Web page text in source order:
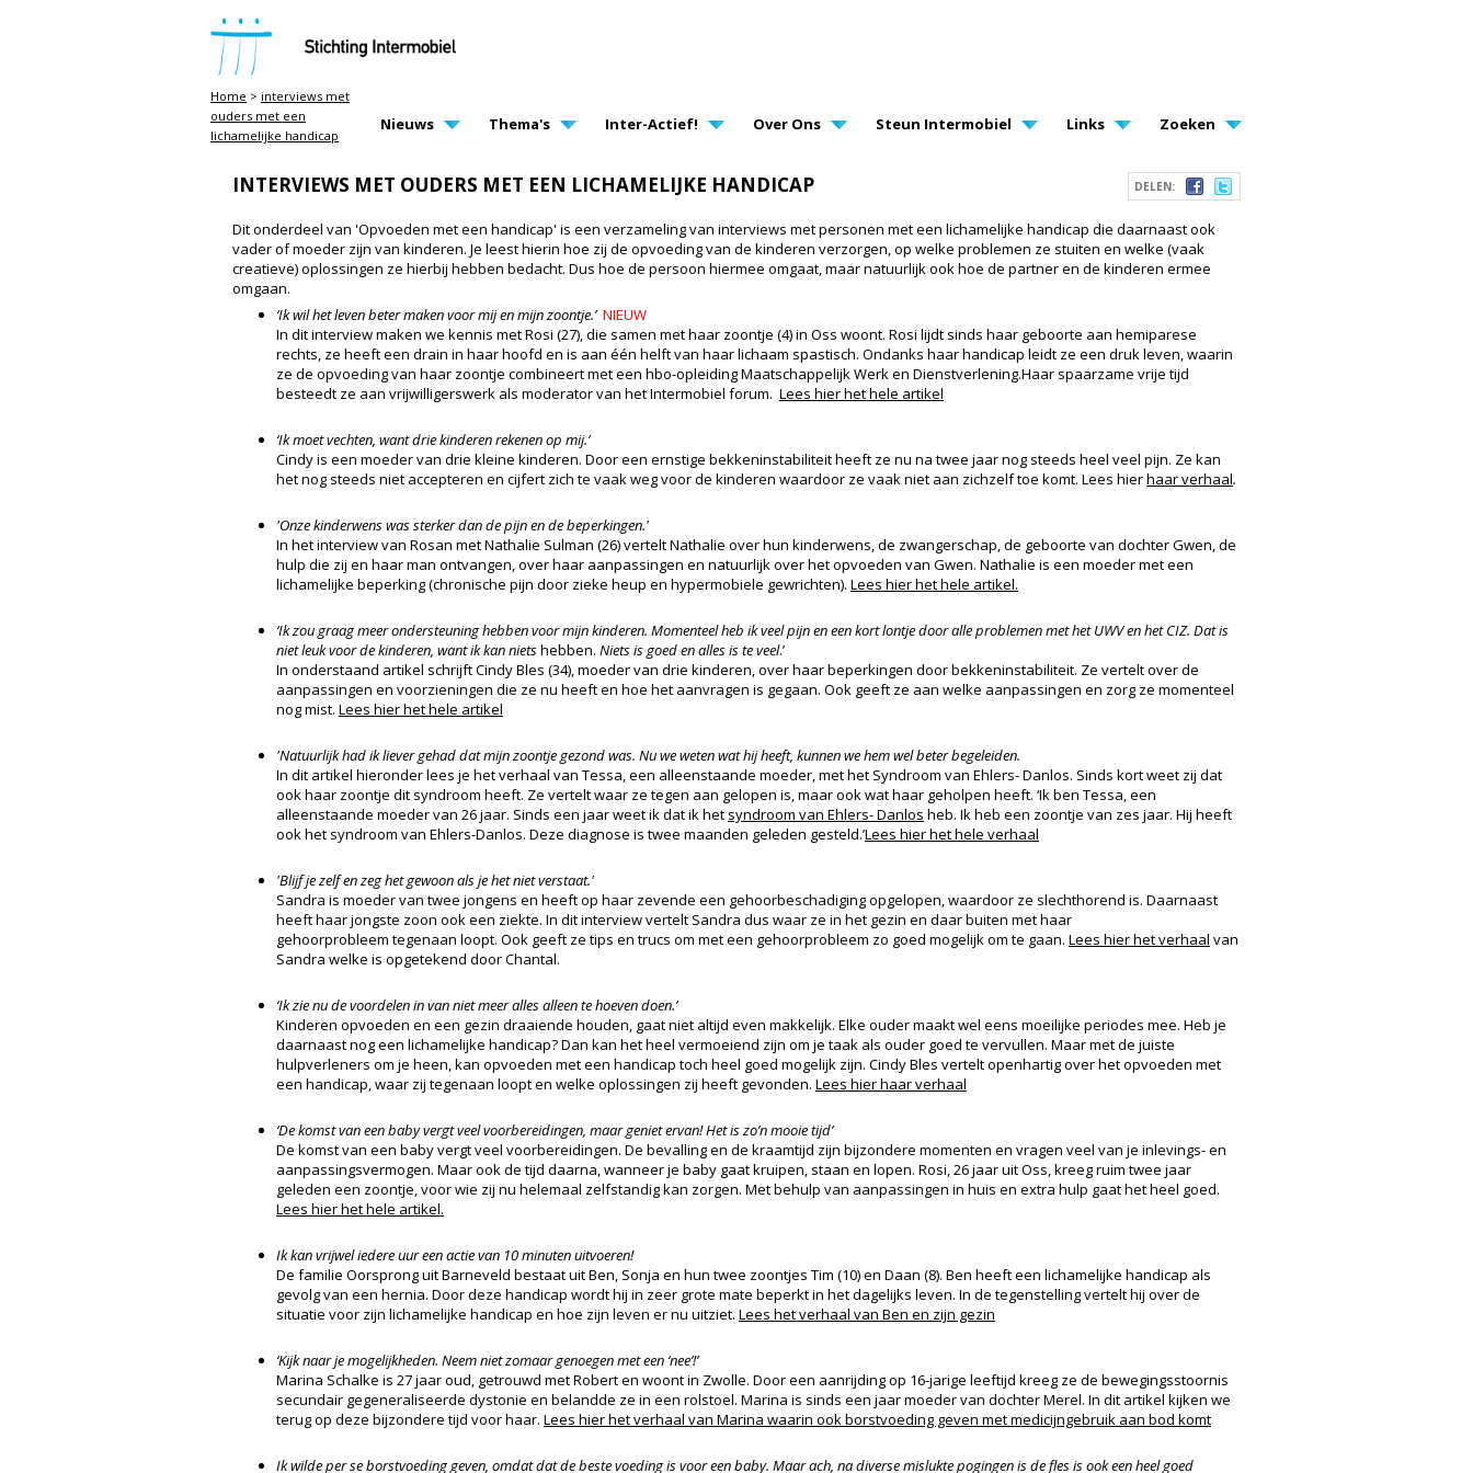
STICHTING INTERMOBIEL
MAIN PAGE NAVIGATION
Nieuws Thema's Inter-Actief! Over Ons Steun Intermobiel Links Zoeken
Home > interviews met
ouders met een
lichamelijke handicap
DELEN:
INTERVIEWS MET OUDERS MET EEN LICHAMELIJKE HANDICAP
Dit onderdeel van 'Opvoeden met een handicap' is een verzameling van interviews met personen met een lichamelijke handicap die daarnaast ook
vader of moeder zijn van kinderen. Je leest hierin hoe zij de opvoeding van de kinderen verzorgen, op welke problemen ze stuiten en welke (vaak
creatieve) oplossingen ze hierbij hebben bedacht. Dus hoe de persoon hiermee omgaat, maar natuurlijk ook hoe de partner en de kinderen ermee
omgaan.
‘Ik wil het leven beter maken voor mij en mijn zoontje.’ NIEUW
In dit interview maken we kennis met Rosi (27), die samen met haar zoontje (4) in Oss woont. Rosi lijdt sinds haar geboorte aan hemiparese
rechts, ze heeft een drain in haar hoofd en is aan één helft van haar lichaam spastisch. Ondanks haar handicap leidt ze een druk leven, waarin
ze de opvoeding van haar zoontje combineert met een hbo-opleiding Maatschappelijk Werk en Dienstverlening.Haar spaarzame vrije tijd
besteedt ze aan vrijwilligerswerk als moderator van het Intermobiel forum. Lees hier het hele artikel
‘Ik moet vechten, want drie kinderen rekenen op mij.’
Cindy is een moeder van drie kleine kinderen. Door een ernstige bekkeninstabiliteit heeft ze nu na twee jaar nog steeds heel veel pijn. Ze kan
het nog steeds niet accepteren en cijfert zich te vaak weg voor de kinderen waardoor ze vaak niet aan zichzelf toe komt. Lees hierhaar verhaal.
'Onze kinderwens was sterker dan de pijn en de beperkingen.'
In het interview van Rosan met Nathalie Sulman (26) vertelt Nathalie over hun kinderwens, de zwangerschap, de geboorte van dochter Gwen, de
hulp die zij en haar man ontvangen, over haar aanpassingen en natuurlijk over het opvoeden van Gwen. Nathalie is een moeder met een
lichamelijke beperking (chronische pijn door zieke heup en hypermobiele gewrichten). Lees hier het hele artikel.
‘Ik zou graag meer ondersteuning hebben voor mijn kinderen. Momenteel heb ik veel pijn en een kort lontje door alle problemen met het UWV en het CIZ. Dat is
niet leuk voor de kinderen, want ik kan nietshebben. Niets is goed en alles is te veel.’
In onderstaand artikel schrijft Cindy Bles (34), moeder van drie kinderen, over haar beperkingen door bekkeninstabiliteit. Ze vertelt over de
aanpassingen en voorzieningen die ze nu heeft en hoe het aanvragen is gegaan. Ook geeft ze aan welke aanpassingen en zorg ze momenteel
nog mist. Lees hier het hele artikel
'Natuurlijk had ik liever gehad dat mijn zoontje gezond was. Nu we weten wat hij heeft, kunnen we hem wel beter begeleiden.
In dit artikel hieronder lees je het verhaal van Tessa, een alleenstaande moeder, met het Syndroom van Ehlers- Danlos. Sinds kort weet zij dat
ook haar zoontje dit syndroom heeft. Ze vertelt waar ze tegen aan gelopen is, maar ook wat haar geholpen heeft. ‘Ik ben Tessa, een
alleenstaande moeder van 26 jaar. Sinds een jaar weet ik dat ik het syndroom van Ehlers- Danlos heb. Ik heb een zoontje van zes jaar. Hij heeft
ook het syndroom van Ehlers-Danlos. Deze diagnose is twee maanden geleden gesteld.’Lees hier het hele verhaal
'Blijf je zelf en zeg het gewoon als je het niet verstaat.'
Sandra is moeder van twee jongens en heeft op haar zevende een gehoorbeschadiging opgelopen, waardoor ze slechthorend is. Daarnaast
heeft haar jongste zoon ook een ziekte. In dit interview vertelt Sandra dus waar ze in het gezin en daar buiten met haar
gehoorprobleem tegenaan loopt. Ook geeft ze tips en trucs om met een gehoorprobleem zo goed mogelijk om te gaan. Lees hier het verhaal van
Sandra welke is opgetekend door Chantal.
‘Ik zie nu de voordelen in van niet meer alles alleen te hoeven doen.’
Kinderen opvoeden en een gezin draaiende houden, gaat niet altijd even makkelijk. Elke ouder maakt wel eens moeilijke periodes mee. Heb je
daarnaast nog een lichamelijke handicap? Dan kan het heel vermoeiend zijn om je taak als ouder goed te vervullen. Maar met de juiste
hulpverleners om je heen, kan opvoeden met een handicap toch heel goed mogelijk zijn. Cindy Bles vertelt openhartig over het opvoeden met
een handicap, waar zij tegenaan loopt en welke oplossingen zij heeft gevonden. Lees hier haar verhaal
‘De komst van een baby vergt veel voorbereidingen, maar geniet ervan! Het is zo’n mooie tijd’
De komst van een baby vergt veel voorbereidingen. De bevalling en de kraamtijd zijn bijzondere momenten en vragen veel van je inlevings- en
aanpassingsvermogen. Maar ook de tijd daarna, wanneer je baby gaat kruipen, staan en lopen. Rosi, 26 jaar uit Oss, kreeg ruim twee jaar
geleden een zoontje, voor wie zij nu helemaal zelfstandig kan zorgen. Met behulp van aanpassingen in huis en extra hulp gaat het heel goed.
Lees hier het hele artikel.
Ik kan vrijwel iedere uur een actie van 10 minuten uitvoeren!
De familie Oorsprong uit Barneveld bestaat uit Ben, Sonja en hun twee zoontjes Tim (10) en Daan (8). Ben heeft een lichamelijke handicap als
gevolg van een hernia. Door deze handicap wordt hij in zeer grote mate beperkt in het dagelijks leven. In de tegenstelling vertelt hij over de
situatie voor zijn lichamelijke handicap en hoe zijn leven er nu uitziet. Lees het verhaal van Ben en zijn gezin
‘Kijk naar je mogelijkheden. Neem niet zomaar genoegen met een ‘nee’!’
Marina Schalke is 27 jaar oud, getrouwd met Robert en woont in Zwolle. Door een aanrijding op 16-jarige leeftijd kreeg ze de bewegingsstoornis
secundair gegeneraliseerde dystonie en belandde ze in een rolstoel. Marina is sinds een jaar moeder van dochter Merel. In dit artikel kijken we
terug op deze bijzondere tijd voor haar. Lees hier het verhaal van Marina waarin ook borstvoeding geven met medicijngebruik aan bod komt
Ik wilde per se borstvoeding geven, omdat dat de beste voeding is voor een baby. Maar ach, na diverse mislukte pogingen is de fles is ook een heel goed